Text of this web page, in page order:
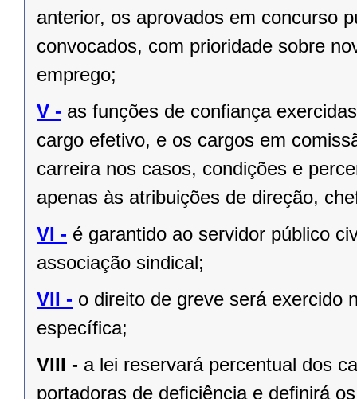
anterior, os aprovados em concurso
convocados, com prioridade sobre
emprego;
V - as funções de confiança
cargo efetivo, e os cargos em
carreira nos casos, condições e
apenas às atribuições de direção,
VI - é garantido ao servidor público
associação sindical;
VII - o direito de greve será exercido
específica;
VIII - a lei reservará percentual dos
portadoras de deﬁciência e deﬁnirá